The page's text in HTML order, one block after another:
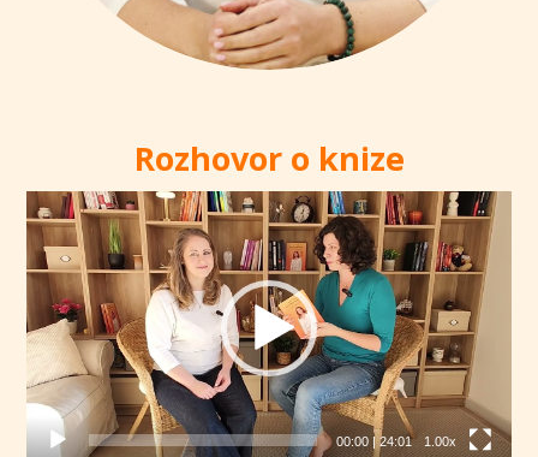
Rozhovor o knize
Video
přehrávač
00:00| 24:01 1.00x